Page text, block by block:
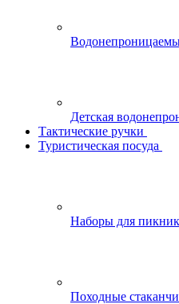
Детская
Тактические ручки
Туристическая посуда
Наборы для
Походные